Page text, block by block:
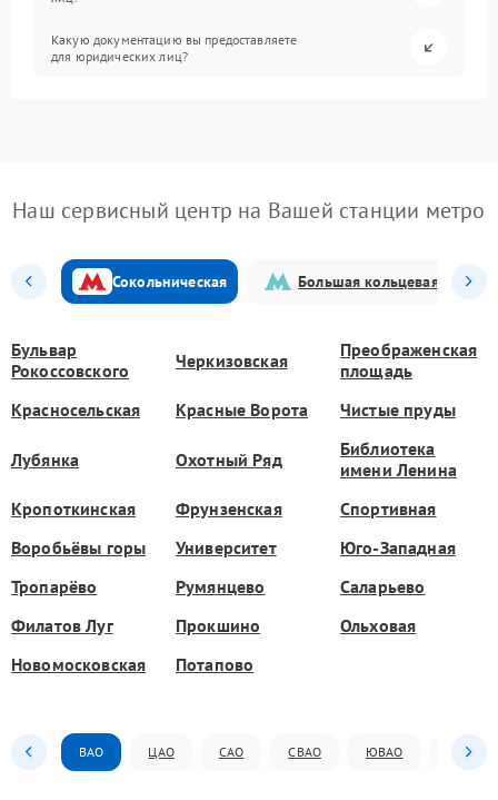
Какую документацию вы предоставляете
для юридических лиц?
Наш сервисный центр на Вашей станции метро
Сокольническая Большая кольцевая
Бульвар
Рокоссовского
Черкизовская
Преображенская
площадь
Красносельская
Красные Ворота Чистые пруды
Лубянка Охотный Ряд
Библиотека
имени Ленина
Кропоткинская
Фрунзенская
Спортивная
Воробьёвы горы
Университет
Юго-Западная
Тропарёво
Румянцево
Саларьево
Филатов Луг
Прокшино
Ольховая
Новомосковская
Потапово
ВАО ЦАО САО СВАО ЮВАО ЮАО